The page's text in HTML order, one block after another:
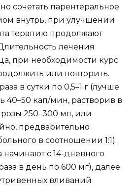
сочетать парентеральное
внутрь, при улучшении
терапию продолжают
лечения
при необходимости курс
или повторить.
в сутки по 0,5–1 г (лучше
40–50 кап/мин, растворив в
250–300 мл, или
предварительно
в соотношении 1:1).
с 14-дневного
в день по 600 мг), далее
вливаний